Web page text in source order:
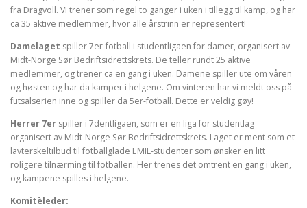
fra Dragvoll. Vi trener som regel to ganger i uken i tillegg til kamp, og har
ca 35 aktive medlemmer, hvor alle årstrinn er representert!
Damelaget spiller 7er-fotball i studentligaen for damer, organisert av
Midt-Norge Sør Bedriftsidrettskrets. De teller rundt 25 aktive
medlemmer, og trener ca en gang i uken. Damene spiller ute om våren
og høsten og har da kamper i helgene. Om vinteren har vi meldt oss på
futsalserien inne og spiller da 5er-fotball. Dette er veldig gøy!
Herrer 7er spiller i 7dentligaen, som er en liga for studentlag
organisert av Midt-Norge Sør Bedriftsidrettskrets. Laget er ment som et
lavterskeltilbud til fotballglade EMIL-studenter som ønsker en litt
roligere tilnærming til fotballen. Her trenes det omtrent en gang i uken,
og kampene spilles i helgene.
Komitèleder: